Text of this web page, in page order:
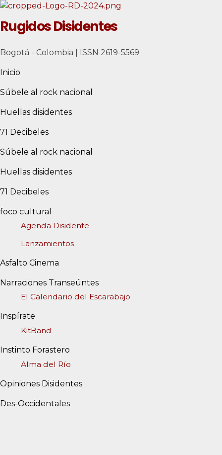
Rugidos Disidentes
Bogotá - Colombia | ISSN 2619-5569
Inicio
Súbele al rock nacional
Huellas disidentes
71 Decibeles
Súbele al rock nacional
Huellas disidentes
71 Decibeles
foco cultural
Agenda Disidente
Lanzamientos
Asfalto Cinema
Narraciones Transeúntes
El Calendario del Escarabajo
Inspírate
KitBand
Instinto Forastero
Alma del Río
Opiniones Disidentes
Des-Occidentales